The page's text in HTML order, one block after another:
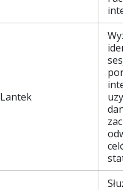
Lantek